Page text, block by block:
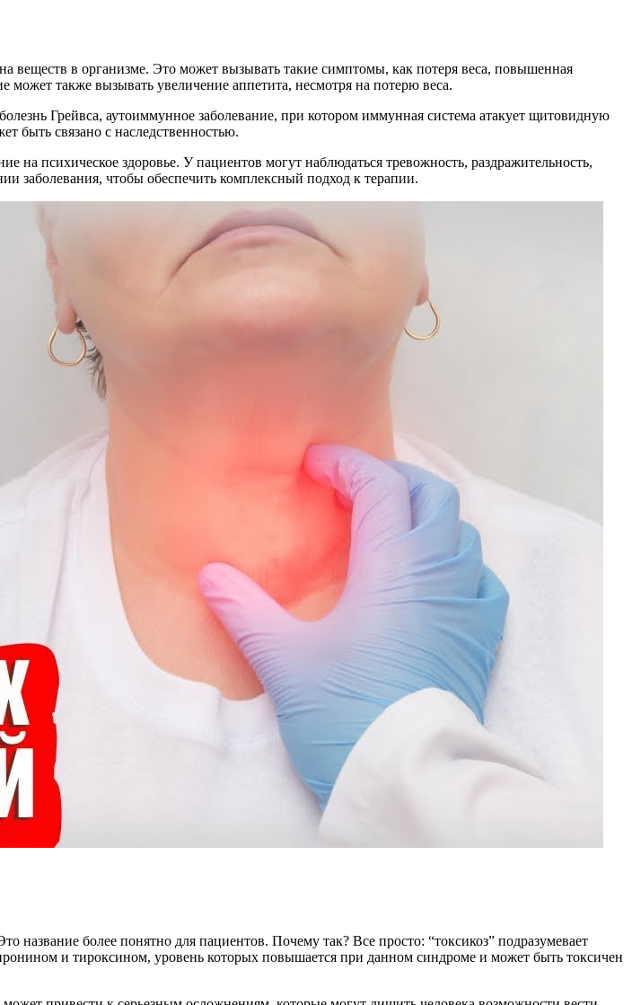
веществ в организме. Это может вызывать такие симптомы, как потеря веса, повышенная
может также вызывать увеличение аппетита, несмотря на потерю веса.
Грейвса, аутоиммунное заболевание, при котором иммунная система атакует щитовидную
быть связано с наследственностью.
на психическое здоровье. У пациентов могут наблюдаться тревожность, раздражительность,
заболевания, чтобы обеспечить комплексный подход к терапии.
более понятно для пациентов. Почему так? Все просто: “токсикоз” подразумевает
и тироксином, уровень которых повышается при данном синдроме и может быть токсичен